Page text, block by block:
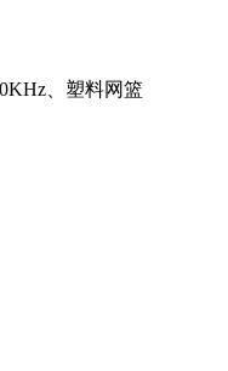
、塑料网篮